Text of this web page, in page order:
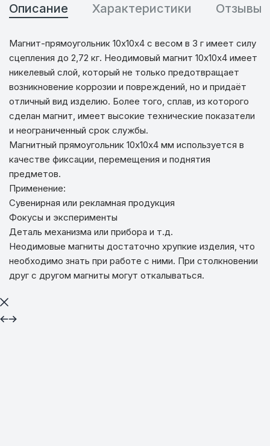
Описание Характеристики Отзывы
Магнит-прямоугольник 10х10х4 с весом в 3 г имеет силу
сцепления до 2,72 кг. Неодимовый магнит 10х10х4 имеет
никелевый слой, который не только предотвращает
возникновение коррозии и повреждений, но и придаёт
отличный вид изделию. Более того, сплав, из которого
сделан магнит, имеет высокие технические показатели
и неограниченный срок службы.
Магнитный прямоугольник 10х10х4 мм используется в
качестве фиксации, перемещения и поднятия
предметов.
Применение:
Сувенирная или рекламная продукция
Фокусы и эксперименты
Деталь механизма или прибора и т.д.
Неодимовые магниты достаточно хрупкие изделия, что
необходимо знать при работе с ними. При столкновении
друг с другом магниты могут откалываться.